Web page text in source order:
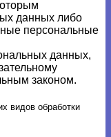
данных либо
персональные
данных,
законом.
видов обработки